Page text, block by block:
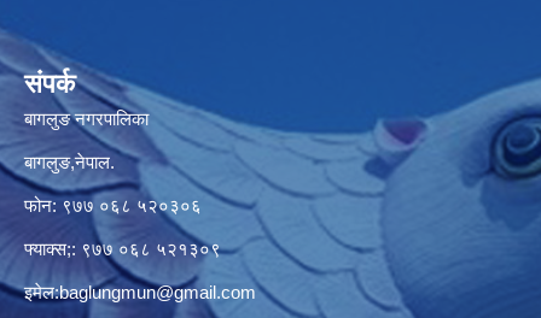
संपर्क
बागलुङ नगरपालिका
बागलुङ,नेपाल.
फोन: ९७७ ०६८ ५२०३०६
फ्याक्स;: ९७७ ०६८ ५२१३०९
इमेल:baglungmun@gmail.com